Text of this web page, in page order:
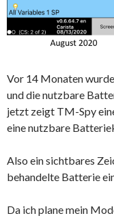
Vor 14 Monaten
und die nutzbare
jetzt zeigt TM-Spy
eine nutzbare
Also ein sichtbares
behandelte Batterie
Da ich plane mein